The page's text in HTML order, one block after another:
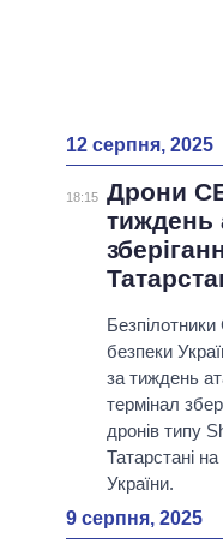
12 серпня, 2025
18:15 Дрони
тиждень
безпеки
за тиждень
термінал
дронів типу
Татарстані на
України.
9 серпня, 2025